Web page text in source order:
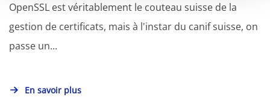
OpenSSL est véritablement le couteau suisse de la
gestion de certificats, mais à l'instar du canif suisse, on
passe un...
En savoir plus